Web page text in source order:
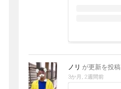
ノリ が更新を投稿
3か月, 2週間前